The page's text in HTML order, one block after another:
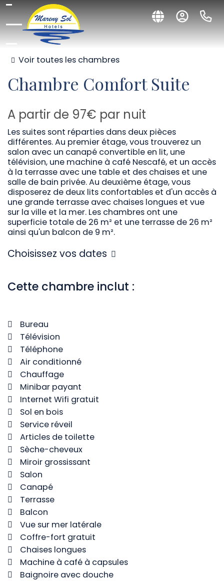
Voir toutes les chambres
Chambre Comfort Suite
A partir de 97€ par nuit
Les suites sont réparties dans deux pièces
différentes. Au premier étage, vous trouverez un
salon avec un canapé convertible en lit, une
télévision, une machine à café Nescafé, et un accès
à la terrasse avec une table et des chaises et une
salle de bain privée. Au deuxième étage, vous
disposerez de deux lits confortables et d'un accès à
une grande terrasse avec chaises longues et vue
sur la ville et la mer. Les chambres ont une
superficie totale de 26 m² et une terrasse de 26 m²
ainsi qu'un balcon de 9 m².
Choisissez vos dates
Cette chambre inclut :
Bureau
Télévision
Téléphone
Air conditionné
Chauffage
Minibar payant
Internet Wifi gratuit
Sol en bois
Service réveil
Articles de toilette
Sèche-cheveux
Miroir grossissant
Salon
Canapé
Terrasse
Balcon
Vue sur mer latérale
Coffre-fort gratuit
Chaises longues
Machine à café à capsules
Baignoire avec douche